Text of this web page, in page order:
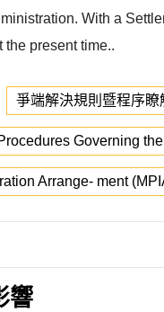
With a
present time..
爭端解決規則暨程序瞭
Governing
Arrange- ment
響